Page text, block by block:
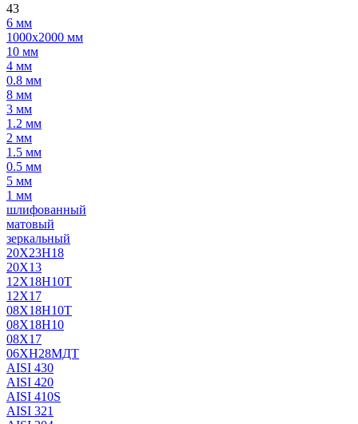
43
6 мм
1000х2000 мм
10 мм
4 мм
0.8 мм
8 мм
3 мм
1.2 мм
2 мм
1.5 мм
0.5 мм
5 мм
1 мм
шлифованный
матовый
зеркальный
20Х23Н18
20Х13
12Х18Н10Т
12Х17
08Х18Н10Т
08Х18Н10
08Х17
06ХН28МДТ
AISI 430
AISI 420
AISI 410S
AISI 321